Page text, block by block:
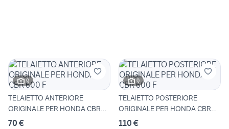
9
TELAIETTO ANTERIORE
ORIGINALE PER HONDA CBR
600 F
70 €
9
TELAIETTO POSTERIORE
ORIGINALE PER HONDA CBR
600 F
110 €